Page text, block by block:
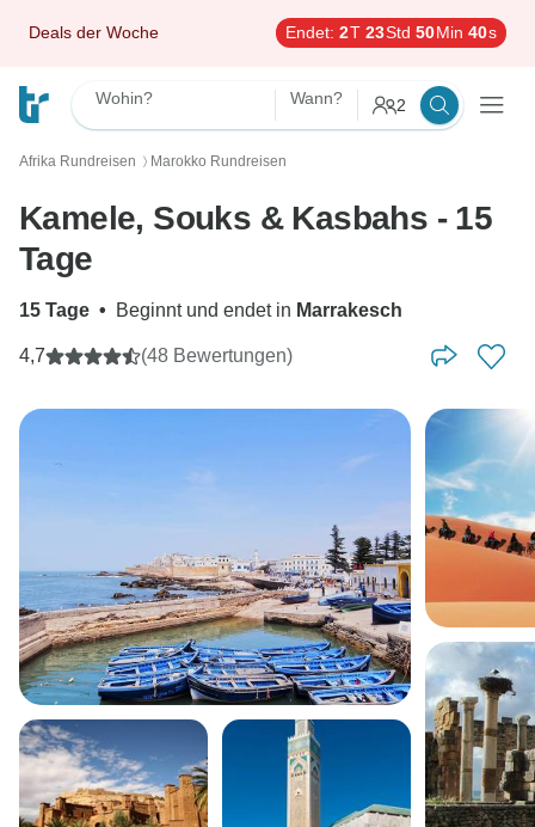
Deals der Woche Endet: 2T 23Std 50Min 39s
Wohin? Wann? 2
Afrika Rundreisen 〉 Marokko Rundreisen
Kamele, Souks & Kasbahs - 15
Tage
15 Tage • Beginnt und endet in Marrakesch
4,7 (48 Bewertungen)